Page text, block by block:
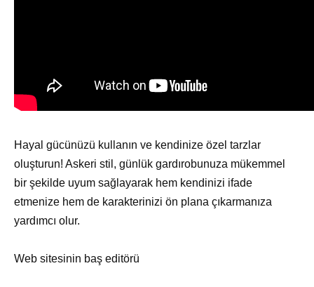
Hayal gücünüzü kullanın ve kendinize özel tarzlar
oluşturun! Askeri stil, günlük gardırobunuza mükemmel
bir şekilde uyum sağlayarak hem kendinizi ifade
etmenize hem de karakterinizi ön plana çıkarmanıza
yardımcı olur.
Web sitesinin baş editörü